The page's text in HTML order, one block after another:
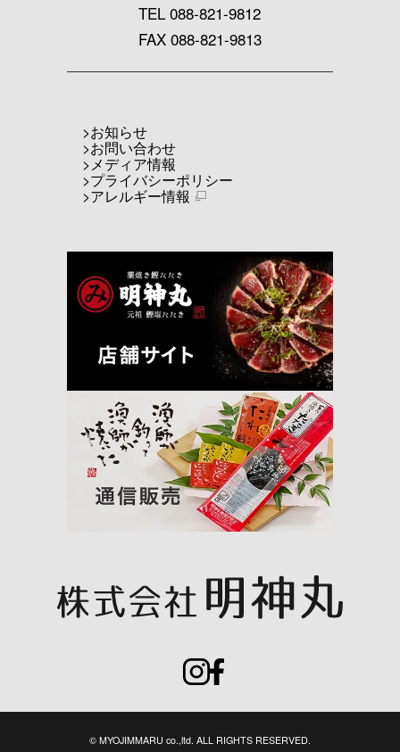
TEL088-821-9812
FAX 088-821-9813
お知らせ
お問い合わせ
メディア情報
プライバシーポリシー
アレルギー情報
© MYOJIMMARU co.,ltd. ALL RIGHTS RESERVED.